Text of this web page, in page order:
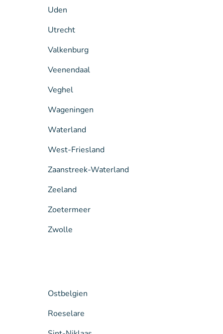
Uden
Utrecht
Valkenburg
Veenendaal
Veghel
Wageningen
Waterland
West-Friesland
Zaanstreek-Waterland
Zeeland
Zoetermeer
Zwolle
Ostbelgien
Roeselare